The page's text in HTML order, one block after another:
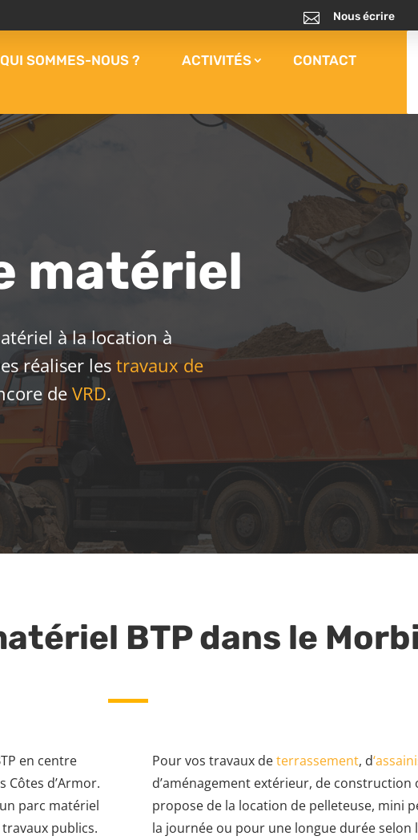
 Nous écrire
QUI SOMMES-NOUS ? ACTIVITÉS CONTACT
matériel
à la location à
réaliser les travaux de
de VRD.
BTP dans le
en centre
Côtes d’Armor.
parc matériel
publics.
Pour vos travaux deterrassement, d
d’aménagement extérieur, de construction
propose de la location de pelleteuse, mini
la journée ou pour une longue durée selon